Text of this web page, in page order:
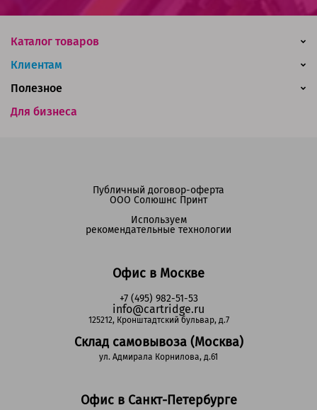
Каталог товаров
Клиентам
Для бизнеса
Полезное
Офис в Москве
+7 (495) 982-51-53
info@cartridge.ru
125212, Кронштадтский бульвар, д.7
Склад самовывоза (Москва)
ул. Адмирала Корнилова, д.61
Офис в Санкт-Петербурге
Публичный договор-оферта
ООО Солюшнс Принт
Используем
рекомендательные технологии